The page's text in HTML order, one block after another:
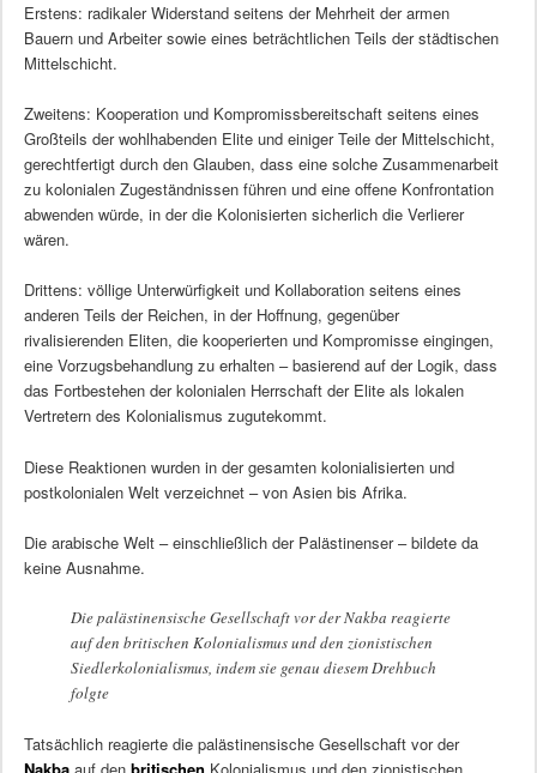
Erstens: radikaler Widerstand seitens der Mehrheit der armen
Bauern und Arbeiter sowie eines beträchtlichen Teils der städtischen
Mittelschicht.
Zweitens: Kooperation und Kompromissbereitschaft seitens eines
Großteils der wohlhabenden Elite und einiger Teile der Mittelschicht,
gerechtfertigt durch den Glauben, dass eine solche Zusammenarbeit
zu kolonialen Zugeständnissen führen und eine offene Konfrontation
abwenden würde, in der die Kolonisierten sicherlich die Verlierer
wären.
Drittens: völlige Unterwürfigkeit und Kollaboration seitens eines
anderen Teils der Reichen, in der Hoffnung, gegenüber
rivalisierenden Eliten, die kooperierten und Kompromisse eingingen,
eine Vorzugsbehandlung zu erhalten – basierend auf der Logik, dass
das Fortbestehen der kolonialen Herrschaft der Elite als lokalen
Vertretern des Kolonialismus zugutekommt.
Diese Reaktionen wurden in der gesamten kolonialisierten und
postkolonialen Welt verzeichnet – von Asien bis Afrika.
Die arabische Welt – einschließlich der Palästinenser – bildete da
keine Ausnahme.
Die palästinensische Gesellschaft vor der Nakba reagierte
auf den britischen Kolonialismus und den zionistischen
Siedlerkolonialismus, indem sie genau diesem Drehbuch
folgte
Tatsächlich reagierte die palästinensische Gesellschaft vor der